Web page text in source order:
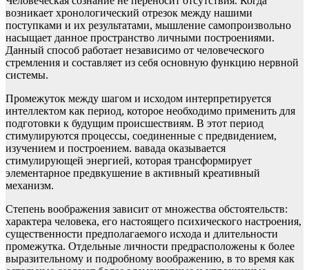
возникает хронологический отрезок между нашими
поступками и их результатами, мышление самопроизвольно
насыщает данное пространство личными построениями.
Данный способ работает независимо от человеческого
стремления и составляет из себя основную функцию нервной
системы.
Промежуток между шагом и исходом интерпретируется
интеллектом как период, которое необходимо применить для
подготовки к будущим происшествиям. В этот период
стимулируются процессы, соединенные с предвидением,
изучением и построением. вавада оказывается
стимулирующей энергией, которая трансформирует
элементарное предвкушение в активный креативный
механизм.
Степень воображения зависит от множества обстоятельств:
характера человека, его настоящего психического настроения,
существенности предполагаемого исхода и длительности
промежутка. Отдельные личности предрасположены к более
выразительному и подробному воображению, в то время как